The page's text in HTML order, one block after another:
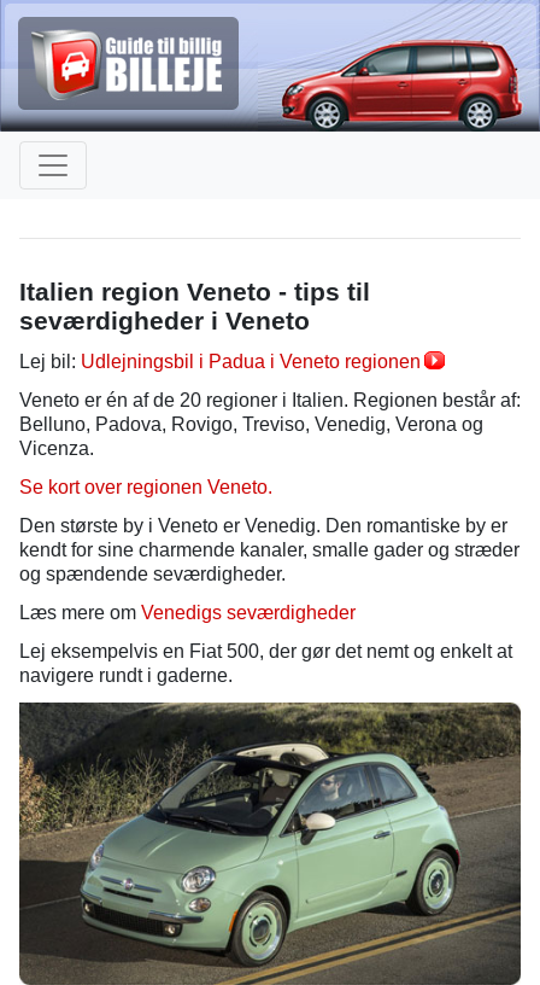
Italien region Veneto - tips til
seværdigheder i Veneto
Lej bil: Udlejningsbil i Padua i Veneto regionen
Veneto er én af de 20 regioner i Italien. Regionen består af:
Belluno, Padova, Rovigo, Treviso, Venedig, Verona og
Vicenza.
Se kort over regionen Veneto.
Den største by i Veneto er Venedig. Den romantiske by er
kendt for sine charmende kanaler, smalle gader og stræder
og spændende seværdigheder.
Læs mere om Venedigs seværdigheder
Lej eksempelvis en Fiat 500, der gør det nemt og enkelt at
navigere rundt i gaderne.